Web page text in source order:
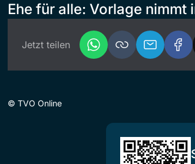
Ehe für alle: Vorlage
Jetzt teilen
© TVO Online